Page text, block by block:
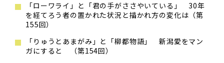
「ローワライ」と「君の手がささやいている」 30年
を経てろう者の置かれた状況と描かれ方の変化は（第
155回）
「りゅうとあまがみ」と「柳都物語」 新潟愛をマン
ガにすると （第154回）